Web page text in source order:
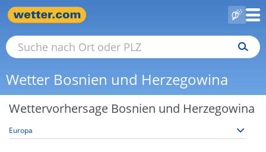
Wetter Bosnien und Herzegowina
Wettervorhersage Bosnien und Herzegowina